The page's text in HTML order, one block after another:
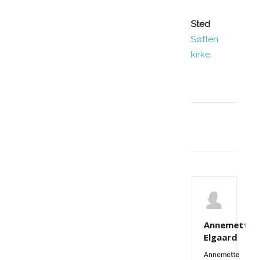
Sted
Søften
kirke
Annemette
Elgaard
Annemette